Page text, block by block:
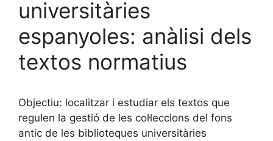
universitàries
espanyoles: anàlisi dels
textos normatius
Objectiu: localitzar i estudiar els textos que
regulen la gestió de les col·leccions del fons
antic de les biblioteques universitàries